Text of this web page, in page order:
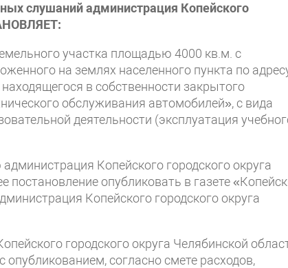
слушаний администрация Копейского
участка площадью 4000 кв.м. с
на землях населенного пункта по
в собственности закрытого
обслуживания автомобилей», с вида
деятельности (эксплуатация
Копейского городского округа
опубликовать в газете
Копейского городского округа
городского округа Челябинской
согласно смете расходов,